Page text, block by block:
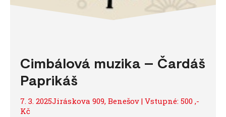
Cimbálová muzika – Čardáš
Paprikáš
7. 3. 2025Jiráskova 909, Benešov | Vstupné: 500 ,-
Kč